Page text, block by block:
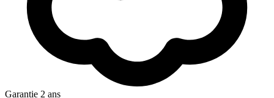
Garantie 2 ans